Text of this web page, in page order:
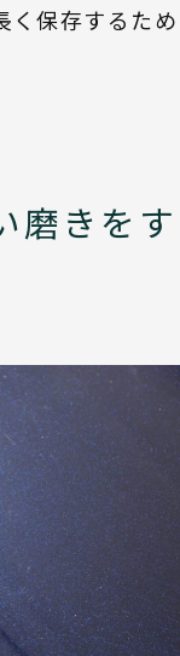
く保存するため
磨きをす